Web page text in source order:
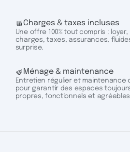
Charges & taxes incluses
Une offre 100% tout compris : loyer,
charges, taxes, assurances,
surprise.
Ménage & maintenance
Entretien régulier et maintenance
pour garantir des espaces
propres, fonctionnels et